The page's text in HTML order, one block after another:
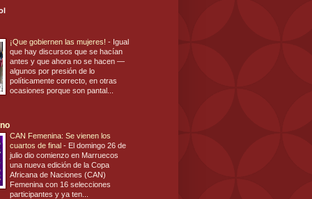
¡Que gobiernen las mujeres! - Igual
que hay discursos que se hacían
antes y que ahora no se hacen —
algunos por presión de lo
políticamente correcto, en otras
ocasiones porque son pantal...
CAN Femenina: Se vienen los
cuartos de final - El domingo 26 de
julio dio comienzo en Marruecos
una nueva edición de la Copa
Africana de Naciones (CAN)
Femenina con 16 selecciones
participantes y ya ten...